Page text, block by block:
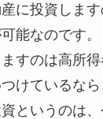
に投資しま
能なのです。
すのは高所
けているな
というのは